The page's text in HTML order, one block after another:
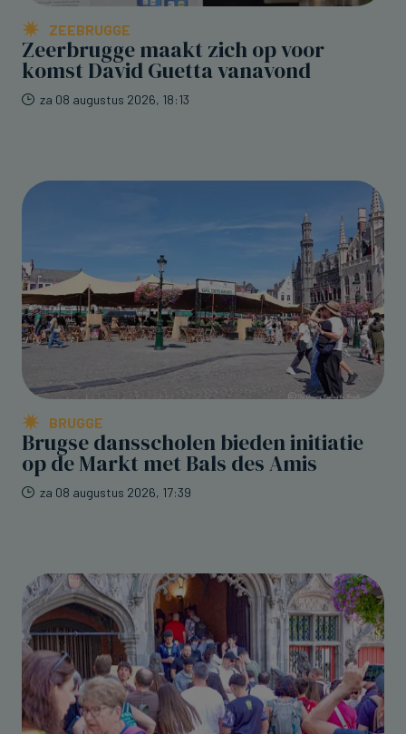
ZEEBRUGGE
Zeerbrugge maakt zich op voor
komst David Guetta vanavond
za 08 augustus 2026, 18:13
BRUGGE
Brugse dansscholen bieden initiatie
op de Markt met Bals des Amis
za 08 augustus 2026, 17:39